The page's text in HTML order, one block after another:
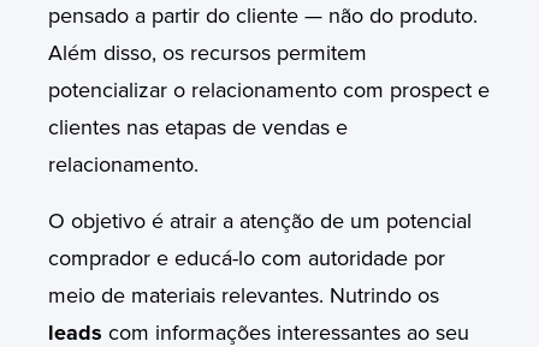
pensado a partir do cliente — não do produto.
Além disso, os recursos permitem
potencializar o relacionamento com prospect e
clientes nas etapas de vendas e
relacionamento.
O objetivo é atrair a atenção de um potencial
comprador e educá-lo com autoridade por
meio de materiais relevantes. Nutrindo os
leads com informações interessantes ao seu